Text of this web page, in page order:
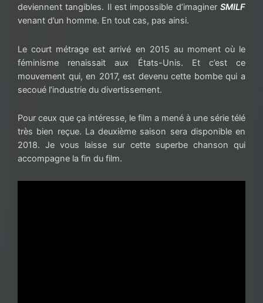
deviennent tangibles. Il est impossible d’imaginer SMILF
venant d’un homme. En tout cas, pas ainsi.
Le court métrage est arrivé en 2015 au moment où le
féminisme renaissait aux États-Unis. Et c’est ce
mouvement qui, en 2017, est devenu cette bombe qui a
secoué l’industrie du divertissement.
Pour ceux que ça intéresse, le film a mené à une série télé
très bien reçue. La deuxième saison sera disponible en
2018. Je vous laisse sur cette superbe chanson qui
accompagne la fin du film.